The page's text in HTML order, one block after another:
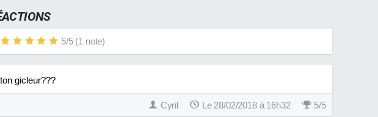
5/5(1 note)
gicleur???
Cyril Le 28/02/2018 à 16h32 5/5